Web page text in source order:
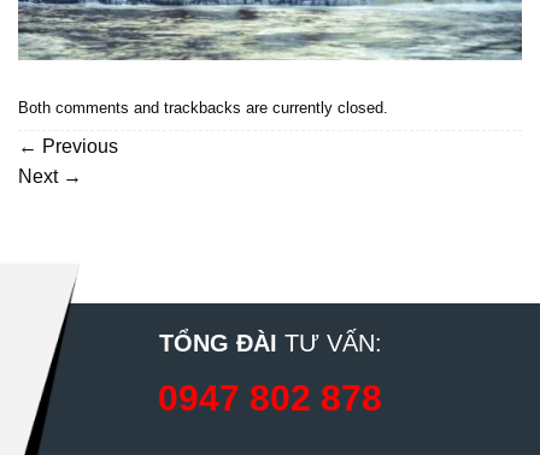
Both comments and trackbacks are currently closed.
← Previous
Next →
TỔNG ĐÀI TƯ VẤN:
0947 802 878